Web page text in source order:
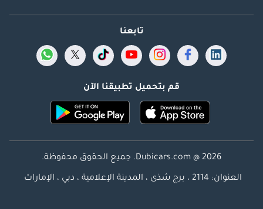
تابعنا
قم بتحميل تطبيقنا الآن
Dubicars.com @ 2026. جميع الحقوق محفوظة.
العنوان: 2114 ، برج شذى ، المدينة الإعلامية ، دبي ، الإمارات